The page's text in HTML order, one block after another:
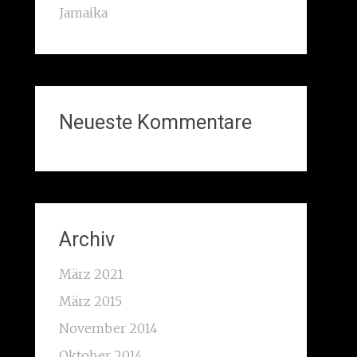
Jamaika
Neueste Kommentare
Archiv
März 2021
März 2015
November 2014